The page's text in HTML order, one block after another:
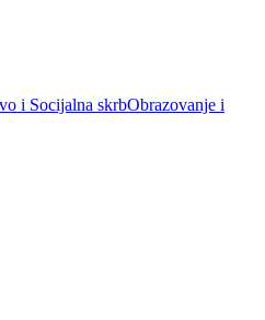
i Socijalna skrbObrazovanje i